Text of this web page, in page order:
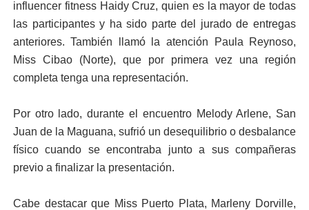
influencer fitness Haidy Cruz, quien es la mayor de todas
las participantes y ha sido parte del jurado de entregas
anteriores. También llamó la atención Paula Reynoso,
Miss Cibao (Norte), que por primera vez una región
completa tenga una representación.
Por otro lado, durante el encuentro Melody Arlene, San
Juan de la Maguana, sufrió un desequilibrio o desbalance
físico cuando se encontraba junto a sus compañeras
previo a finalizar la presentación.
Cabe destacar que Miss Puerto Plata, Marleny Dorville,